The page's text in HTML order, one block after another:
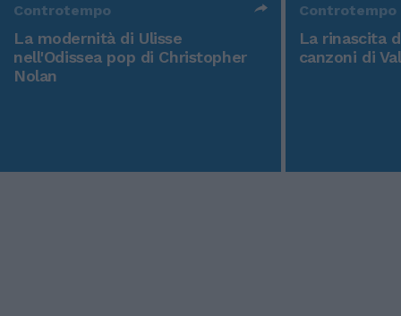
Controtempo
La modernità di Ulisse
nell'Odissea pop di Christopher
Nolan
Controtempo
La rinascita
canzoni di